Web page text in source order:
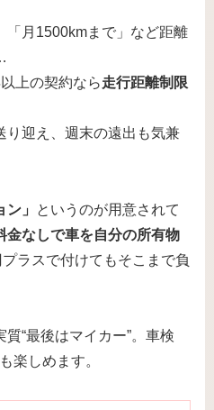
「月1500kmまで」など距離
上の契約なら走行距離制限
り迎え、週末の遠出も気兼
」
というのが用意されて
金なしで車を自分の所有物
ラスで付けてもそこまで負
“最後はマイカー”。車検
楽しめます。